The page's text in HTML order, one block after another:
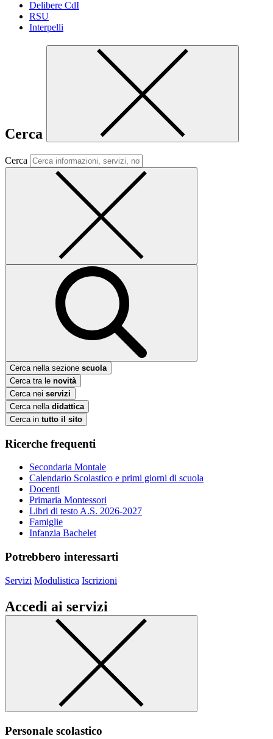
Delibere CdI
RSU
Interpelli
Cerca
Cerca
Cerca nella sezione scuola
Cerca tra le novità
Cerca nei servizi
Cerca nella didattica
Cerca in tutto il sito
Ricerche frequenti
Secondaria Montale
Calendario Scolastico e primi giorni di scuola
Docenti
Primaria Montessori
Libri di testo A.S. 2026-2027
Famiglie
Infanzia Bachelet
Potrebbero interessarti
Servizi Modulistica Iscrizioni
Accedi ai servizi
Personale scolastico